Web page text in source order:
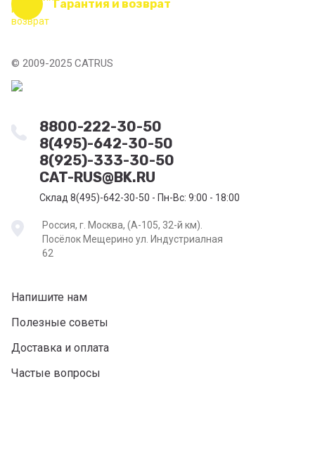
Гарантия и возврат
© 2009-2025 CATRUS
8800-222-30-50
8(495)-642-30-50
8(925)-333-30-50
CAT-RUS@BK.RU
Склад 8(495)-642-30-50 - Пн-Вс: 9:00 - 18:00
Россия, г. Москва, (А-105, 32-й км).
Посёлок Мещерино ул. Индустриалная
62
Напишите нам
Полезные советы
Доставка и оплата
Частые вопросы